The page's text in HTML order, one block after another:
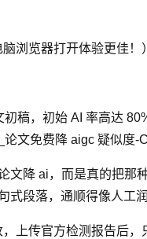
浏览器打开体验更佳！）
稿，初始 AI 率高达
文免费降 aigc 疑似度-
文降 ai，而是真的把
段落，通顺得像人工润
上传官方检测报告后